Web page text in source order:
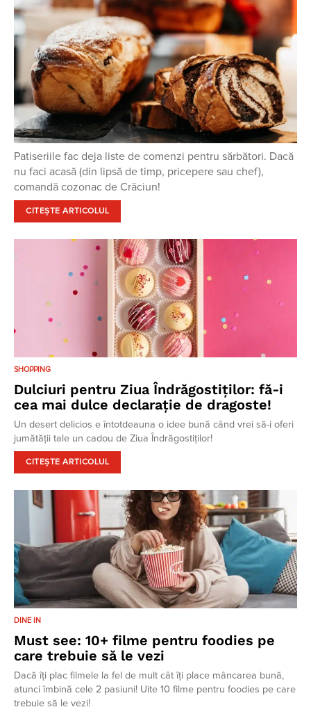
Patiseriile fac deja liste de comenzi pentru sărbători. Dacă
nu faci acasă (din lipsă de timp, pricepere sau chef),
comandă cozonac de Crăciun!
CITEȘTE ARTICOLUL
SHOPPING
Dulciuri pentru Ziua Îndrăgostiților: fă-i
cea mai dulce declarație de dragoste!
Un desert delicios e întotdeauna o idee bună când vrei să-i oferi
jumătății tale un cadou de Ziua Îndrăgostiților!
CITEȘTE ARTICOLUL
DINE IN
Must see: 10+ filme pentru foodies pe
care trebuie să le vezi
Dacă îți plac filmele la fel de mult cât îți place mâncarea bună,
atunci îmbină cele 2 pasiuni! Uite 10 filme pentru foodies pe care
trebuie să le vezi!